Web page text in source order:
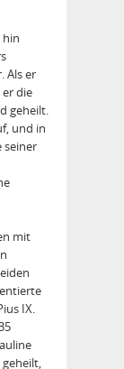
hin
Als er
die
geheilt.
und in
seiner
mit
IX.
geheilt,